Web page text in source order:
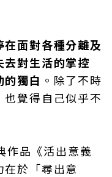
面對各種分離及
對生活的掌控
獨白 。除了不時
覺得自己似乎不
品《活出意義
於「尋出意